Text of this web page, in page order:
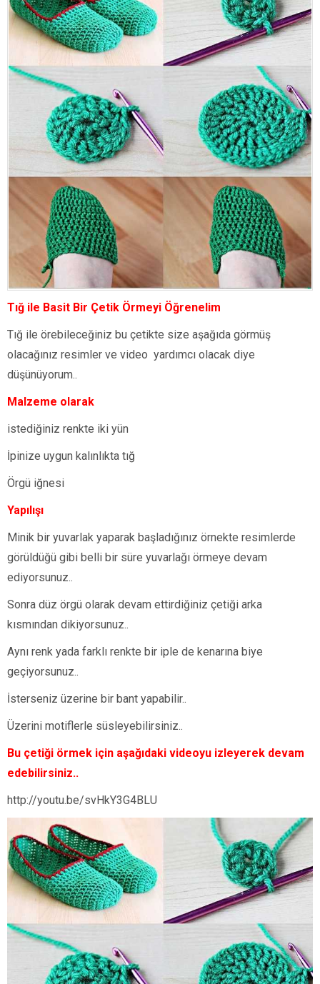
Tığ ile Basit Bir Çetik Örmeyi Öğrenelim
Tığ ile örebileceğiniz bu çetikte size aşağıda görmüş
olacağınız resimler ve video yardımcı olacak diye
düşünüyorum..
Malzeme olarak
istediğiniz renkte iki yün
İpinize uygun kalınlıkta tığ
Örgü iğnesi
Yapılışı
Minik bir yuvarlak yaparak başladığınız örnekte resimlerde
görüldüğü gibi belli bir süre yuvarlağı örmeye devam
ediyorsunuz..
Sonra düz örgü olarak devam ettirdiğiniz çetiği arka
kısmından dikiyorsunuz..
Aynı renk yada farklı renkte bir iple de kenarına biye
geçiyorsunuz..
İsterseniz üzerine bir bant yapabilir..
Üzerini motiflerle süsleyebilirsiniz..
Bu çetiği örmek için aşağıdaki videoyu izleyerek devam
edebilirsiniz..
http://youtu.be/svHkY3G4BLU